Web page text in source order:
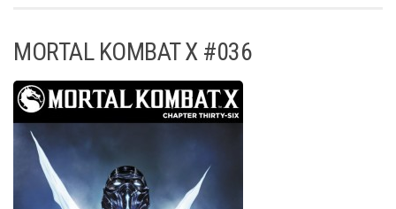
MORTAL KOMBAT X #036